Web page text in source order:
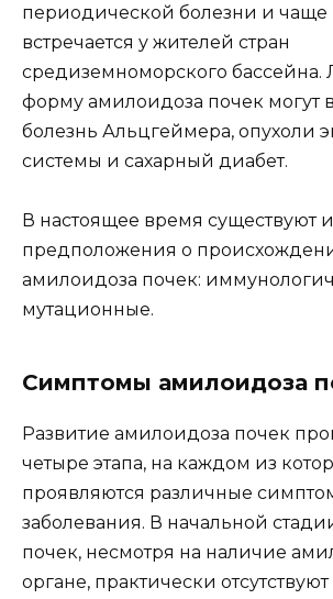
периодической болезни и чаще
встречается у жителей стран
средиземноморского бассейна.
форму амилоидоза почек могут
болезнь Альцгеймера, опухоли
системы и сахарный диабет.
В настоящее время существуют
предположения о
амилоидоза почек:
мутационные.
Симптомы амилоидоза
Развитие амилоидоза почек
четыре этапа, на каждом из
проявляются различные
заболевания. В начальной
почек, несмотря на наличие
органе, практически